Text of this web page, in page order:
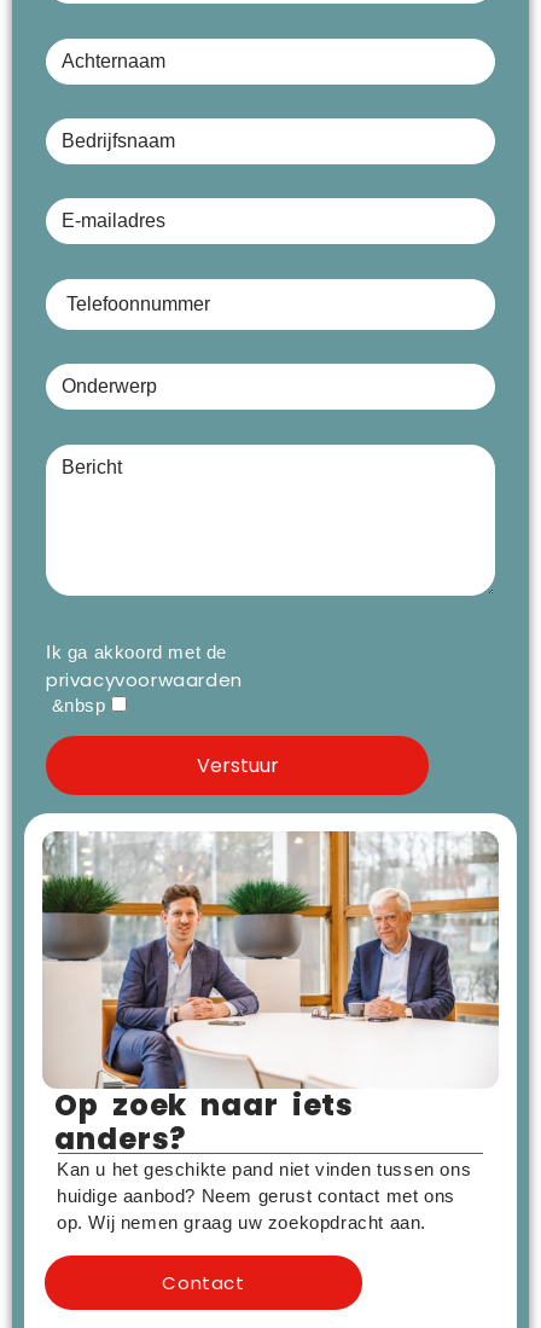
Ik ga akkoord met de
privacyvoorwaarden
&nbsp
Op zoek naar iets
anders?
Kan u het geschikte pand niet vinden tussen ons
huidige aanbod? Neem gerust contact met ons
op. Wij nemen graag uw zoekopdracht aan.
Contact